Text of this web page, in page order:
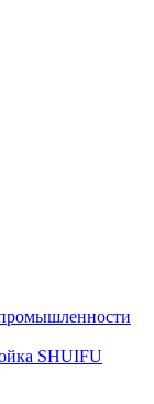
SHUIFU